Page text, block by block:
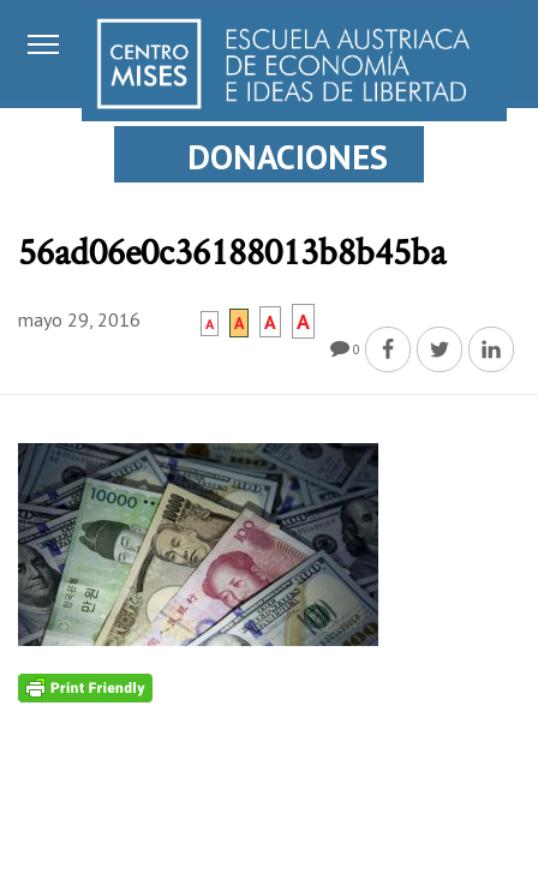
DONACIONES
56ad06e0c36188013b8b45ba
mayo 29, 2016 A A A A
0